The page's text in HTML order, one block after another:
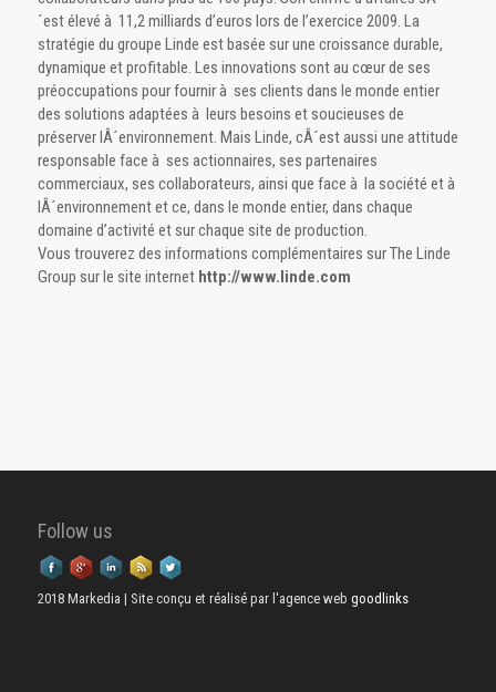
´est élevé à 11,2 milliards d’euros lors de l’exercice 2009. La
stratégie du groupe Linde est basée sur une croissance durable,
dynamique et profitable. Les innovations sont au cœur de ses
préoccupations pour fournir à ses clients dans le monde entier
des solutions adaptées à leurs besoins et soucieuses de
préserver lÂ´environnement. Mais Linde, cÂ´est aussi une attitude
responsable face à ses actionnaires, ses partenaires
commerciaux, ses collaborateurs, ainsi que face à la société et à
lÂ´environnement et ce, dans le monde entier, dans chaque
domaine d’activité et sur chaque site de production.
Vous trouverez des informations complémentaires sur The Linde
Group sur le site internet http://www.linde.com
Follow us
2018 Markedia | Site conçu et réalisé par l'agence web goodlinks